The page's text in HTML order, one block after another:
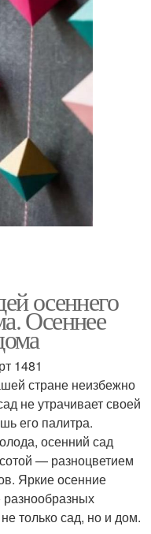
осеннего
Осеннее
1481
стране неизбежно
не утрачивает своей
его палитра.
осенний сад
— разноцветием
Яркие осенние
разнообразных
только сад, но и дом.